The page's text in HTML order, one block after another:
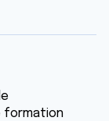
formation